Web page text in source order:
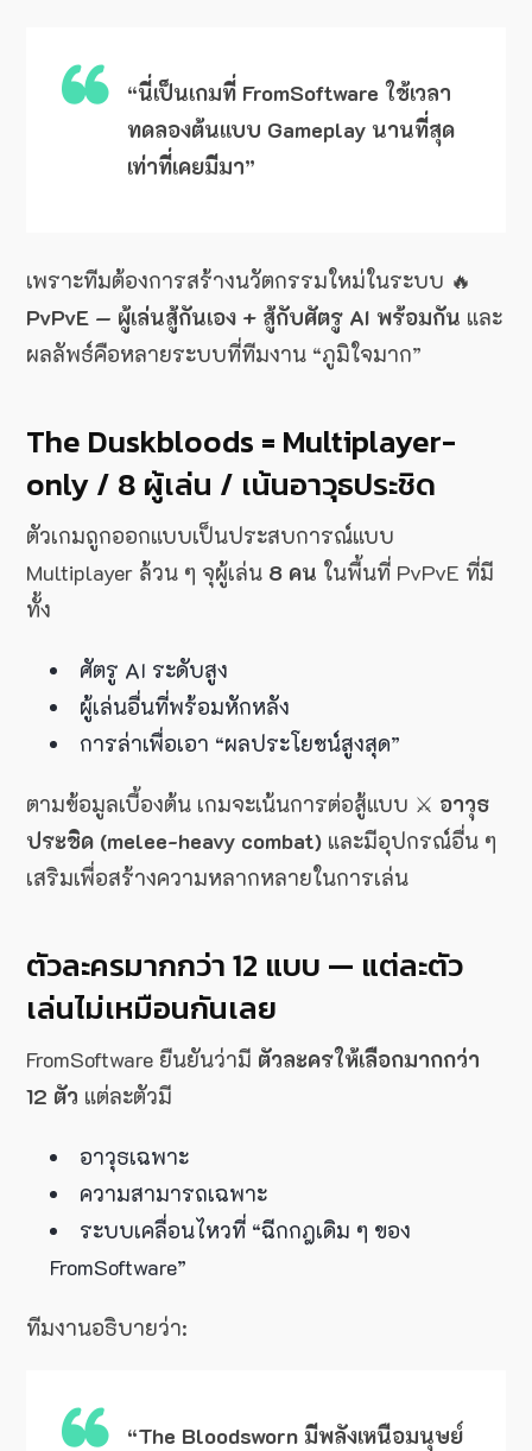
“นี่เป็นเกมที่ FromSoftware ใช้เวลา
ทดลองต้นแบบ Gameplay นานที่สุด
เท่าที่เคยมีมา”
เพราะทีมต้องการสร้างนวัตกรรมใหม่ในระบบ 🔥
PvPvE — ผู้เล่นสู้กันเอง + สู้กับศัตรู AI พร้อมกัน และ
ผลลัพธ์คือหลายระบบที่ทีมงาน “ภูมิใจมาก”
The Duskbloods = Multiplayer-
only / 8 ผู้เล่น / เน้นอาวุธประชิด
ตัวเกมถูกออกแบบเป็นประสบการณ์แบบ
Multiplayer ล้วน ๆ จุผู้เล่น 8 คน ในพื้นที่ PvPvE ที่มี
ทั้ง
ศัตรู AI ระดับสูง
ผู้เล่นอื่นที่พร้อมหักหลัง
การล่าเพื่อเอา “ผลประโยชน์สูงสุด”
ตามข้อมูลเบื้องต้น เกมจะเน้นการต่อสู้แบบ ⚔ อาวุธ
ประชิด (melee-heavy combat) และมีอุปกรณ์อื่น ๆ
เสริมเพื่อสร้างความหลากหลายในการเล่น
ตัวละครมากกว่า 12 แบบ — แต่ละตัว
เล่นไม่เหมือนกันเลย
FromSoftware ยืนยันว่ามี ตัวละครให้เลือกมากกว่า
12 ตัว แต่ละตัวมี
อาวุธเฉพาะ
ความสามารถเฉพาะ
ระบบเคลื่อนไหวที่ “ฉีกกฎเดิม ๆ ของ
FromSoftware”
ทีมงานอธิบายว่า:
“The Bloodsworn มีพลังเหนือมนุษย์